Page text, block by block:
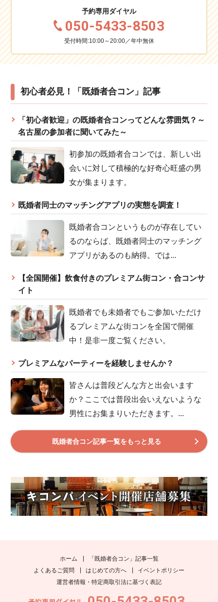
予約専用ダイヤル
050-5433-8503
受付時間:10:00～20:00／年中無休
初心者必見！「既婚者合コン」記事
「初心者歓迎」の既婚者合コンってどんな雰囲気？～
名古屋の参加者に聞いてみた～
初参加の既婚者合コンでは、新しい出
会いに対して積極的な好奇心旺盛の男
女が集まります。
既婚者同士のマッチングアプリの実態を調査！
既婚者合コンというものが存在してい
るのならば、既婚者同士のマッチング
アプリがあるのも納得。では...
【全国開催】飲食付きのプレミアム街コン・合コンサ
イト
既婚者でも未婚者でもご参加いただけ
るプレミアムな街コンを全国で開催
中！是非一度ご覧ください。
プレミアムなパーティーを経験しませんか？
皆さんは普段どんな方と出会います
か？ここでは普段出会いえないような
男性にお集まりいただきます。...
既婚者合コン記事一覧をもっと見る
ホーム
「既婚者合コン」記事一覧
よくあるご質問
はじめての方へ
イベントポリシー
運営者情報・特定商取引法に基づく表記